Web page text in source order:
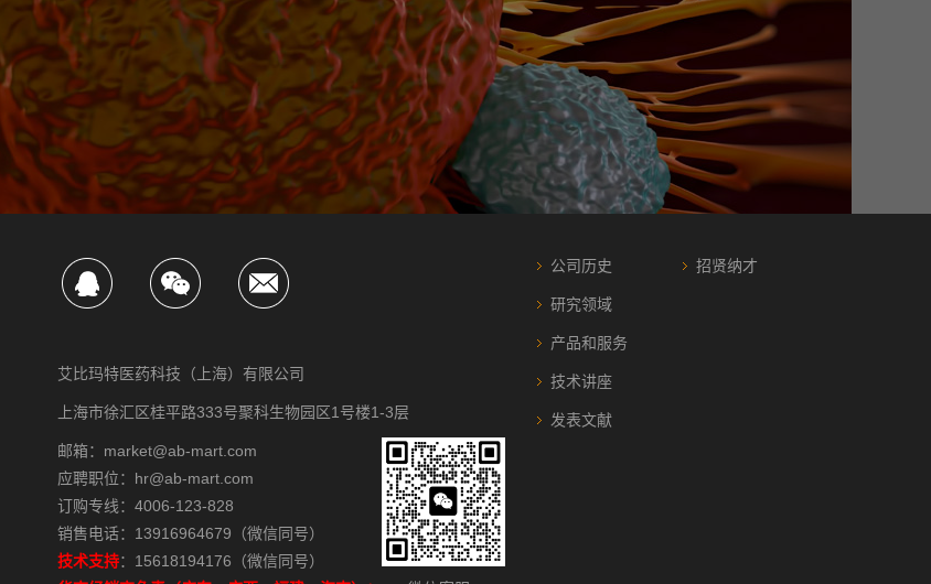
艾比玛特医药科技（上海）有限公司
上海市徐汇区桂平路333号聚科生物园区1号楼1-3层
邮箱：market@ab-mart.com
应聘职位：hr@ab-mart.com
订购专线：4006-123-828
销售电话：13916964679（微信同号）
技术支持：15618194176（微信同号）
公司历史
研究领域
产品和服务
技术讲座
发表文献
招贤纳才